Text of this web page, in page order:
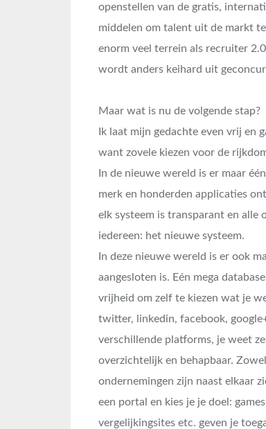
openstellen van de gratis,
middelen om talent uit de markt
enorm veel terrein als recruiter
wordt anders keihard uit
Maar wat is nu de volgende stap?
Ik laat mijn gedachte even vrij
want zovele kiezen voor de
In de nieuwe wereld is er maar
merk en honderden applicaties
elk systeem is transparant en alle
iedereen: het nieuwe systeem.
In deze nieuwe wereld is er ook
aangesloten is. Eén mega
vrijheid om zelf te kiezen wat je
twitter, linkedin, facebook,
verschillende platforms, je weet
overzichtelijk en behapbaar.
ondernemingen zijn naast elkaar
een portal en kies je je doel:
vergelijkingsites etc. geven je